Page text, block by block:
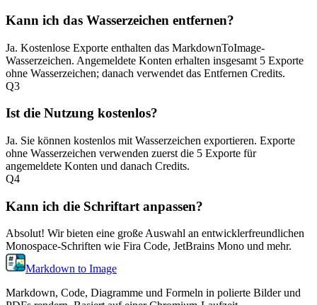
Kann ich das Wasserzeichen entfernen?
Ja. Kostenlose Exporte enthalten das MarkdownToImage-
Wasserzeichen. Angemeldete Konten erhalten insgesamt 5 Exporte
ohne Wasserzeichen; danach verwendet das Entfernen Credits.
Q3
Ist die Nutzung kostenlos?
Ja. Sie können kostenlos mit Wasserzeichen exportieren. Exporte
ohne Wasserzeichen verwenden zuerst die 5 Exporte für
angemeldete Konten und danach Credits.
Q4
Kann ich die Schriftart anpassen?
Absolut! Wir bieten eine große Auswahl an entwicklerfreundlichen
Monospace-Schriften wie Fira Code, JetBrains Mono und mehr.
Markdown to Image
Markdown, Code, Diagramme und Formeln in polierte Bilder und